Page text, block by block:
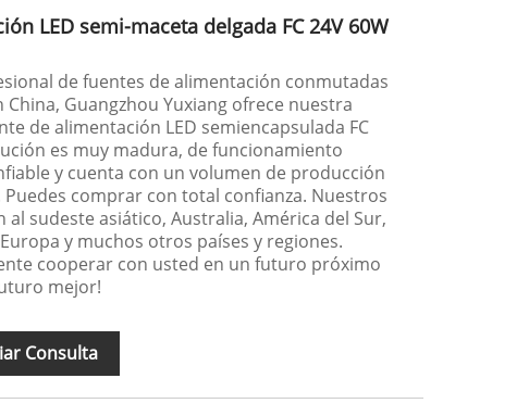
LED semi-maceta delgada FC 24V 60W
de fuentes de alimentación conmutadas
Guangzhou Yuxiang ofrece nuestra
de alimentación LED semiencapsulada FC
es muy madura, de funcionamiento
y cuenta con un volumen de producción
comprar con total confianza. Nuestros
sudeste asiático, Australia, América del Sur,
y muchos otros países y regiones.
cooperar con usted en un futuro próximo
mejor!
Consulta